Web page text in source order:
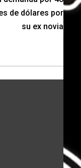
de dólares por
su ex novia